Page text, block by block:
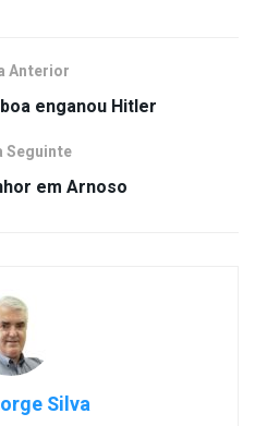
Anterior
enganou Hitler
Seguinte
em Arnoso
Silva